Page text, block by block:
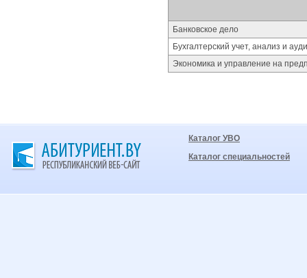
Банковское дело
Бухгалтерский учет, анализ и
Экономика и управление на
Каталог УВО
Каталог специальностей